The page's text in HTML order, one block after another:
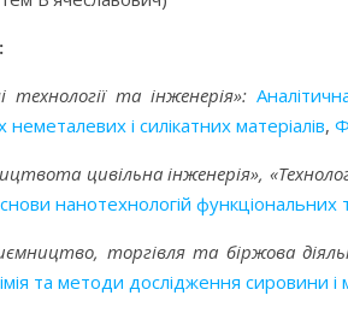
:
технології та інженерія»:
неметалевих і силікатних матеріалів,
цивільна інженерія»,«
нанотехнологій функціональних
торгівля та біржова
та методи дослідження сировини і